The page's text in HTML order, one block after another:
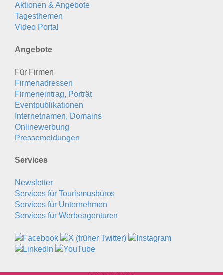
Aktionen & Angebote
Tagesthemen
Video Portal
Angebote
Für Firmen
Firmenadressen
Firmeneintrag, Porträt
Eventpublikationen
Internetnamen, Domains
Onlinewerbung
Pressemeldungen
Services
Newsletter
Services für Tourismusbüros
Services für Unternehmen
Services für Werbeagenturen